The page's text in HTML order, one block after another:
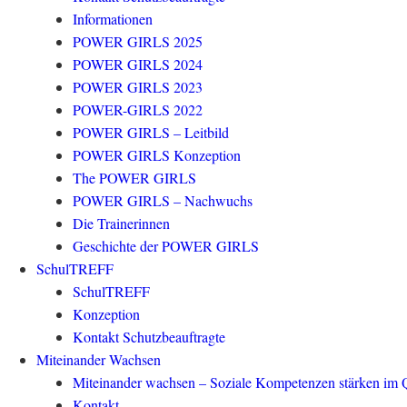
Informationen
POWER GIRLS 2025
POWER GIRLS 2024
POWER GIRLS 2023
POWER-GIRLS 2022
POWER GIRLS – Leitbild
POWER GIRLS Konzeption
The POWER GIRLS
POWER GIRLS – Nachwuchs
Die Trainerinnen
Geschichte der POWER GIRLS
SchulTREFF
SchulTREFF
Konzeption
Kontakt Schutzbeauftragte
Miteinander Wachsen
Miteinander wachsen – Soziale Kompetenzen stärken im